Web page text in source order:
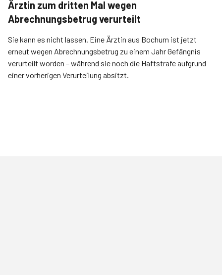
Ärztin zum dritten Mal wegen
Abrechnungsbetrug verurteilt
Sie kann es nicht lassen. Eine Ärztin aus Bochum ist jetzt
erneut wegen Abrechnungsbetrug zu einem Jahr Gefängnis
verurteilt worden – während sie noch die Haftstrafe aufgrund
einer vorherigen Verurteilung absitzt.